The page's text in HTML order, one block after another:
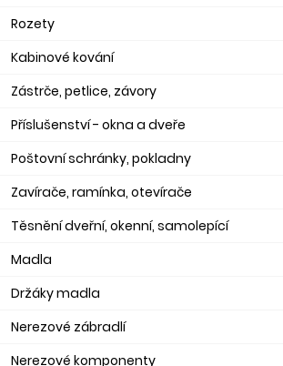
Rozety
Kabinové kování
Zástrče, petlice, závory
Příslušenství - okna a dveře
Poštovní schránky, pokladny
Zavírače, ramínka, otevírače
Těsnění dveřní, okenní, samolepící
Madla
Držáky madla
Nerezové zábradlí
Nerezové komponenty